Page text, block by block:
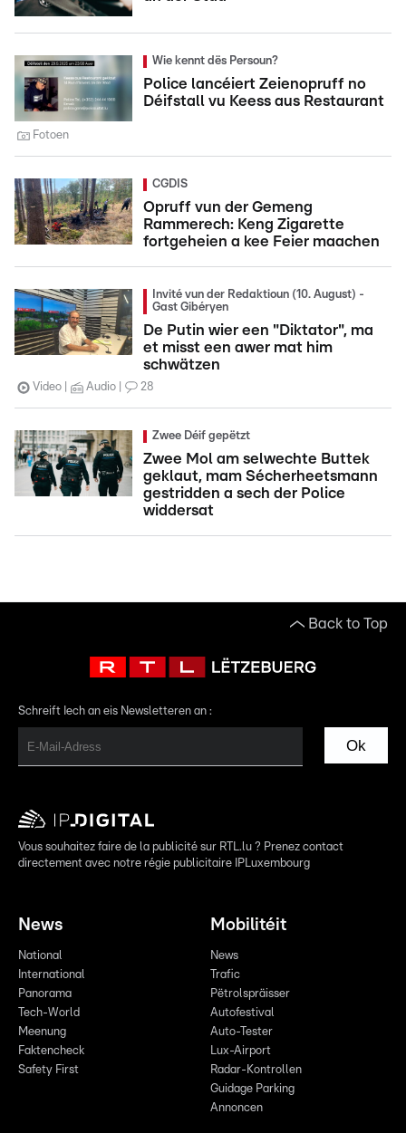
Wie kennt dës Persoun?
Police lancéiert Zeienopruff no
Déifstall vu Keess aus Restaurant
Fotoen
CGDIS
Opruff vun der Gemeng
Rammerech: Keng Zigarette
fortgeheien a kee Feier maachen
Invité vun der Redaktioun (10. August) -
Gast Gibéryen
De Putin wier een "Diktator", ma
et misst een awer mat him
schwätzen
Video Audio 28
Zwee Déif gepëtzt
Zwee Mol am selwechte Buttek
geklaut, mam Sécherheetsmann
gestridden a sech der Police
widdersat
Back to Top
Schreift Iech an eis Newsletteren an :
Ok
Vous souhaitez faire de la publicité sur RTL.lu ? Prenez contact
directement avec notre régie publicitaire IPLuxembourg
News
National
International
Panorama
Tech-World
Meenung
Faktencheck
Safety First
Mobilitéit
News
Trafic
Pëtrolspräisser
Autofestival
Auto-Tester
Lux-Airport
Radar-Kontrollen
Guidage Parking
Annoncen